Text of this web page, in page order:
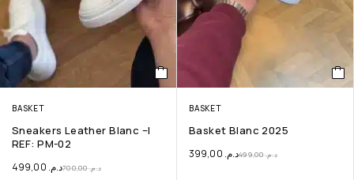
BASKET
Sneakers Leather Blanc –|
REF: PM-02
د.م.700,00 د.م.
BASKET
Basket Blanc 2025
د.م.499,00 د.م.